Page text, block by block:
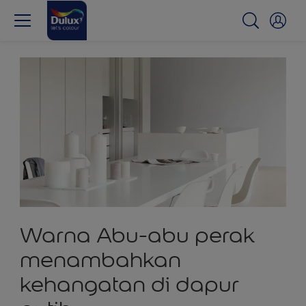
Warna Abu-abu perak
menambahkan
kehangatan di dapur